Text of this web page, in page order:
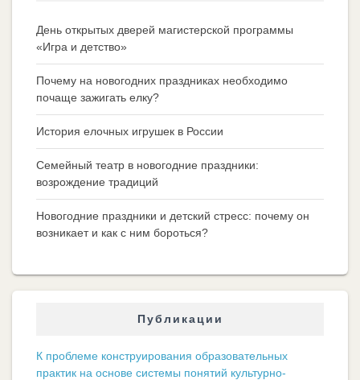
День открытых дверей магистерской программы
«Игра и детство»
Почему на новогодних праздниках необходимо
почаще зажигать елку?
История елочных игрушек в России
Семейный театр в новогодние праздники:
возрождение традиций
Новогодние праздники и детский стресс: почему он
возникает и как с ним бороться?
Публикации
К проблеме конструирования образовательных
практик на основе системы понятий культурно-